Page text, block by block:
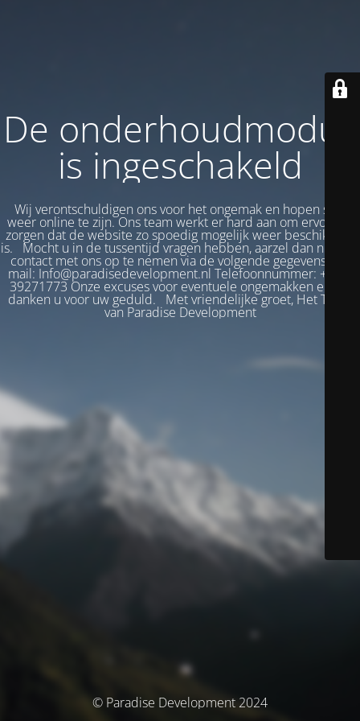
De onderhoudmodus
is ingeschakeld
Wij verontschuldigen ons voor het ongemak en hopen snel
weer online te zijn. Ons team werkt er hard aan om ervoor te
zorgen dat de website zo spoedig mogelijk weer beschikbaar
is. Mocht u in de tussentijd vragen hebben, aarzel dan niet om
contact met ons op te nemen via de volgende gegevens: E-
mail: Info@paradisedevelopment.nl Telefoonnummer: +31 6
39271773 Onze excuses voor eventuele ongemakken en we
danken u voor uw geduld. Met vriendelijke groet, Het Team
van Paradise Development
© Paradise Development 2024